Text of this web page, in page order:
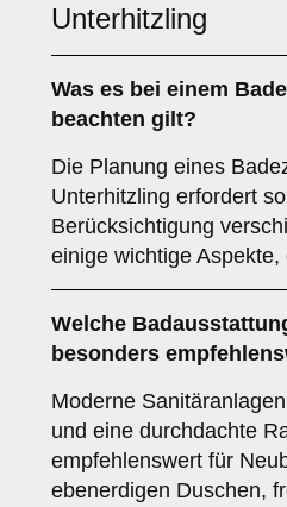
Unterhitzling
Was es bei einem
beachten gilt?
Die Planung eines
Unterhitzling erfordert
Berücksichtigung
einige wichtige
Welche
besonders
Moderne
und eine durchdachte
empfehlenswert für
ebenerdigen Duschen,